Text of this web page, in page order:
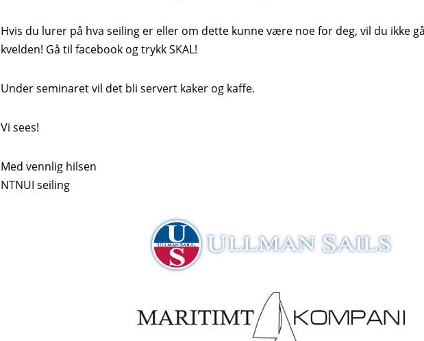
Hvis du lurer på hva seiling er eller om dette kunne være noe for deg, vil du ikke
kvelden! Gå til facebook og trykk SKAL!
Under seminaret vil det bli servert kaker og kaffe.
Vi sees!
Med vennlig hilsen
NTNUI seiling